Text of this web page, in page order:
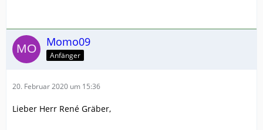
Momo09
Anfänger
20. Februar 2020 um 15:36
Lieber Herr René Gräber,